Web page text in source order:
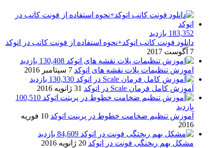
183,352 بازدید
دانلود فونت کاتب اتوکد+نحوه استفاده از فونت کاتب در اتوکد
7 آگوست 2017
130,408 بازدید
اموزش تنظیمات پلات نقشه های اتوکد 7 سپتامبر 2016
130,330 بازدید
آموزش کامل فرمان Scale در اتوکد
31 ژانویه 2016
100,510
بازدید
آموزش تنظیم ضخامت خطوط در پرینت اتوکد
10 فوریه
2016
84,609 بازدید
مشکل بهم ریختگی فونت در اتوکد 20 ژانویه 2016